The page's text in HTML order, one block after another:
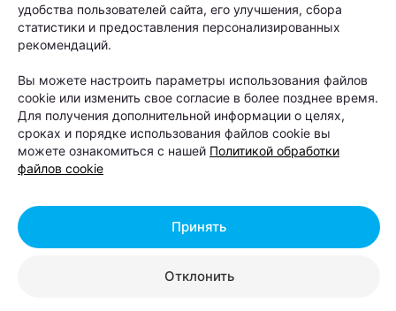
Для проживания предлагают семейные коттеджи,
дуплексы и уютные бунгало с террасами,
Большинство домиков подходят для отдыха с
домашними питомцами, поэтому любимца можно
взять с собой.
Особенность «Парка Полянка» — большое
количество развлечений. На территории работают
веревочный парк, лазертаг, арчеритаг, спортивные
площадки, детский городок и пляж. Любители
отдыха на воде могут взять напрокат лодку,
удобства пользователей сайта, его улучшения, сбора
статистики и предоставления персонализированных
рекомендаций.
Вы можете настроить параметры использования файлов
cookie или изменить свое согласие в более позднее время.
Для получения дополнительной информации о целях,
сроках и порядке использования файлов cookie вы
можете ознакомиться с нашей Политикой обработки
файлов cookie
Отклонить
Принять